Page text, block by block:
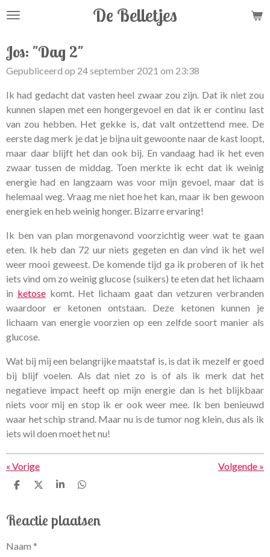
Ga
de
hoofdinhoud
De Belletjes
Jos: "Dag 2"
Gepubliceerd op 24 september 2021 om 23:38
Ik had gedacht dat vasten heel zwaar zou zijn. Dat ik niet zou
kunnen slapen met een hongergevoel en dat ik er continu last
van zou hebben. Het gekke is, dat valt ontzettend mee. De
eerste dag merk je dat je bijna uit gewoonte naar de kast loopt,
maar daar blijft het dan ook bij. En vandaag had ik het even
zwaar tussen de middag. Toen merkte ik echt dat ik weinig
energie had en langzaam was voor mijn gevoel, maar dat is
helemaal weg. Vraag me niet hoe het kan, maar ik ben gewoon
energiek en heb weinig honger. Bizarre ervaring!
Ik ben van plan morgenavond voorzichtig weer wat te gaan
eten. Ik heb dan 72 uur niets gegeten en dan vind ik het wel
weer mooi geweest. De komende tijd ga ik proberen of ik het
iets vind om zo weinig glucose (suikers) te eten dat het lichaam
in ketosekomt. Het lichaam gaat dan vetzuren verbranden
waardoor er ketonen ontstaan. Deze ketonen kunnen je
lichaam van energie voorzien op een zelfde soort manier als
glucose.
Wat bij mij een belangrijke maatstaf is, is dat ik mezelf er goed
bij blijf voelen. Als dat niet zo is of als ik merk dat het
negatieve impact heeft op mijn energie dan is het blijkbaar
niets voor mij en stop ik er ook weer mee. Ik ben benieuwd
waar het schip strand. Maar nu is de tumor nog klein, dus als ik
iets wil doen moet het nu!
« Vorige Volgende »
D
e
n
D
l
S
r
e
D
e
n
Reactie plaatsen
Naam *